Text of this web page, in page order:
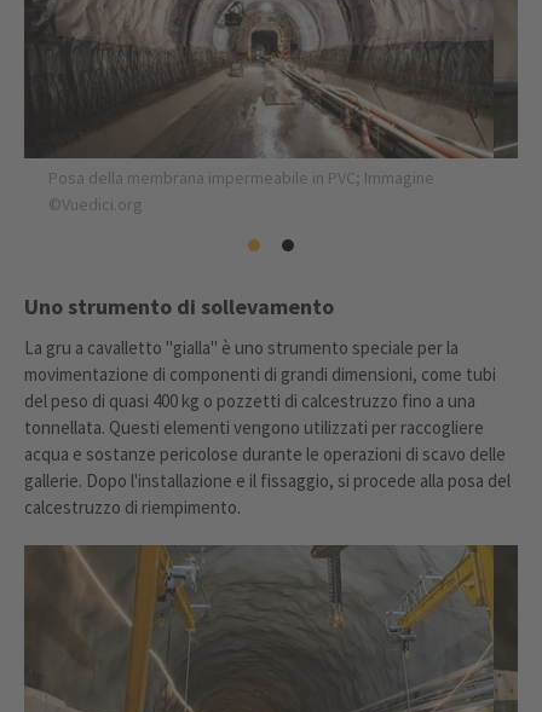
Posa della membrana impermeabile in PVC; Immagine
©Vuedici.org
Uno strumento di sollevamento
La gru a cavalletto "gialla" è uno strumento speciale per la
movimentazione di componenti di grandi dimensioni, come tubi
del peso di quasi 400 kg o pozzetti di calcestruzzo fino a una
tonnellata. Questi elementi vengono utilizzati per raccogliere
acqua e sostanze pericolose durante le operazioni di scavo delle
gallerie. Dopo l'installazione e il fissaggio, si procede alla posa del
calcestruzzo di riempimento.